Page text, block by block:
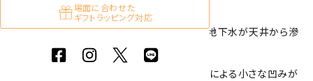
場面に合わせた
ギフトラッピング対応
鍾乳石の丸玉です。
鍾乳石は洞窟内の炭酸カルシウムを多く含む地下水が天井から滲
み出し、長い年月を経て成長した石灰岩です。
こちらの丸玉は126mmと大きな丸玉で、石目による小さな凹みが